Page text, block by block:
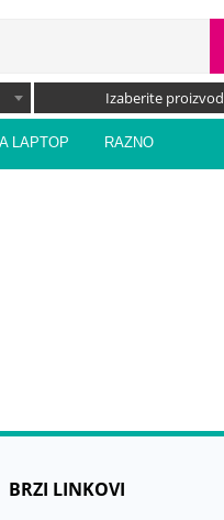
Izaberite proizvod
LAPTOP RAZNO
BRZI LINKOVI